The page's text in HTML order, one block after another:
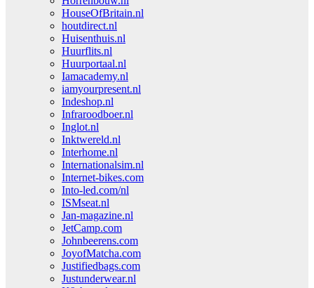
HouseOfBritain.nl
houtdirect.nl
Huisenthuis.nl
Huurflits.nl
Huurportaal.nl
Iamacademy.nl
iamyourpresent.nl
Indeshop.nl
Infraroodboer.nl
Inglot.nl
Inktwereld.nl
Interhome.nl
Internationalsim.nl
Internet-bikes.com
Into-led.com/nl
ISMseat.nl
Jan-magazine.nl
JetCamp.com
Johnbeerens.com
JoyofMatcha.com
Justifiedbags.com
Justunderwear.nl